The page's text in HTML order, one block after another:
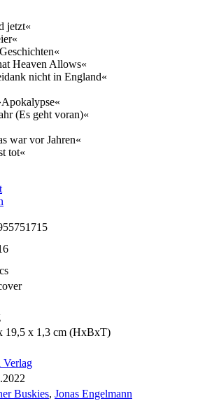
jetzt«
Heaven Allows«
nicht in England«
(Es geht voran)«
war vor Jahren«
tot«
19,5 x 1,3 cm (HxBxT)
Verlag
Buskies, Jonas Engelmann